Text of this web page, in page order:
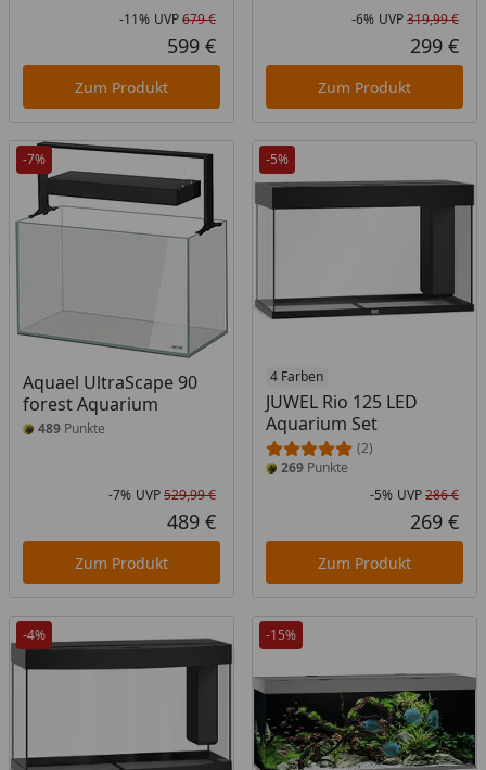
Rabatt in Prozent
-11%
Ursprünglicher Preis
UVP679 €
Aktueller Preis
599 €
Zum Produkt
-6% UVP319,99 €
299 €
Zum Produkt
-7%
Aquael UltraScape 90
forest Aquarium
489 Punkte
Rabatt in Prozent
-7%
Ursprünglicher Preis
UVP529,99 €
Aktueller Preis
489 €
Zum Produkt
-5%
4 Farben
JUWEL Rio 125 LED
Aquarium Set
(2)
269Punkte
-5% UVP286 €
269 €
Zum Produkt
-4% -15%